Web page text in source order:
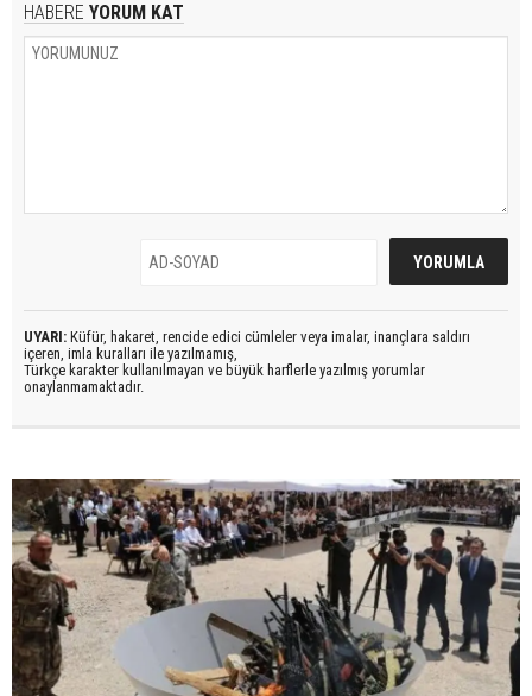
HABERE YORUM KAT
UYARI: Küfür, hakaret, rencide edici cümleler veya imalar, inançlara saldırı
içeren, imla kuralları ile yazılmamış,
Türkçe karakter kullanılmayan ve büyük harflerle yazılmış yorumlar
onaylanmamaktadır.